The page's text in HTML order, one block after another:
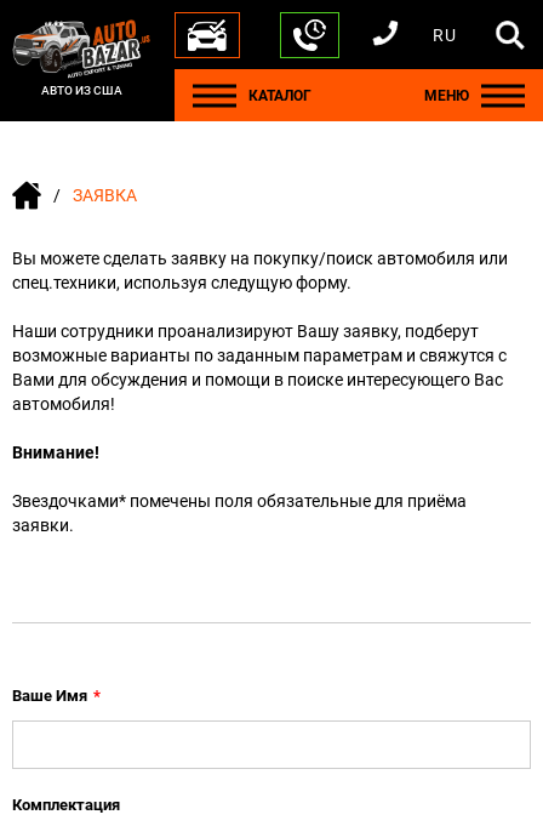
АВТО ИЗ США
+1 440 212 5612
+380 63 445 8605
---
+7 701 784 4450
+375 17 337 2065
RU
КАТАЛОГ МЕНЮ
ЗАЯВКА
Вы можете сделать заявку на покупку/поиск автомобиля или
спец.техники, используя следущую форму.
Наши сотрудники проанализируют Вашу заявку, подберут
возможные варианты по заданным параметрам и свяжутся с
Вами для обсуждения и помощи в поиске интересующего Вас
автомобиля!
Внимание!
Звездочками* помечены поля обязательные для приёма
заявки.
Ваше Имя *
Комплектация